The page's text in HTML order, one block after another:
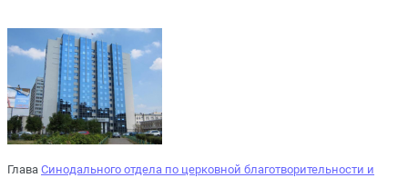
Глава Синодального отдела по церковной благотворительности и